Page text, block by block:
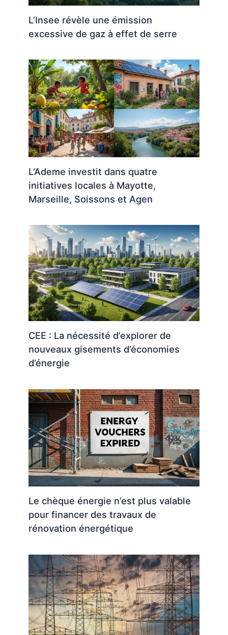
L’Insee révèle une émission
excessive de gaz à effet de serre
L’Ademe investit dans quatre
initiatives locales à Mayotte,
Marseille, Soissons et Agen
CEE : La nécessité d’explorer de
nouveaux gisements d’économies
d’énergie
Le chèque énergie n’est plus valable
pour financer des travaux de
rénovation énergétique